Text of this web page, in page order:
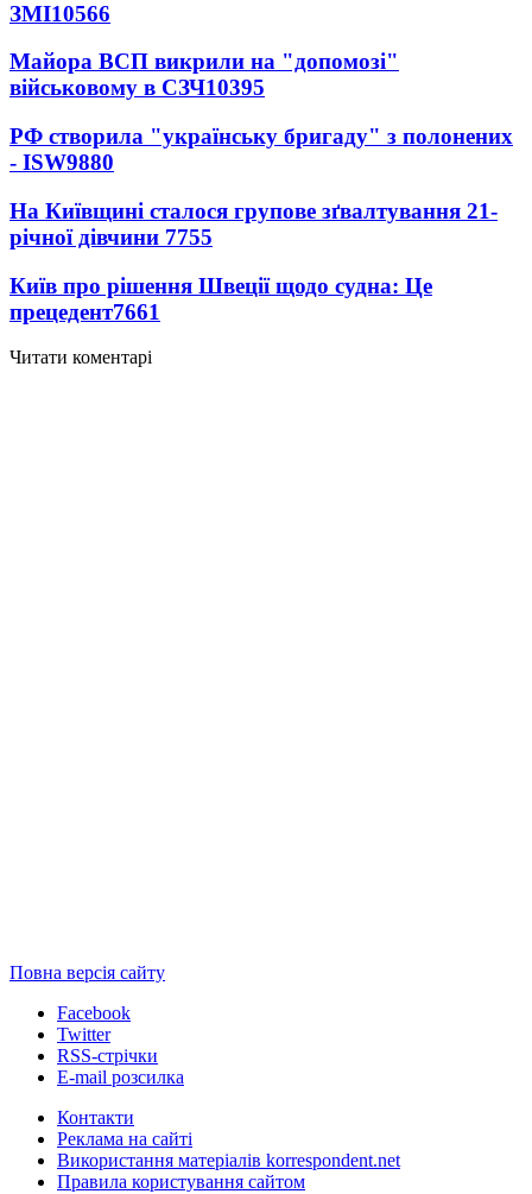
ЗМІ10566
Майора ВСП викрили на "допомозі"
військовому в СЗЧ10395
РФ створила "українську бригаду" з полонених
- ISW9880
На Київщині сталося групове зґвалтування 21-
річної дівчини 7755
Київ про рішення Швеції щодо судна: Це
прецедент7661
Читати коментарі
Повна версія сайту
Facebook
Twitter
RSS-стрічки
E-mail розсилка
Контакти
Реклама на сайті
Використання матеріалів korrespondent.net
Правила користування сайтом